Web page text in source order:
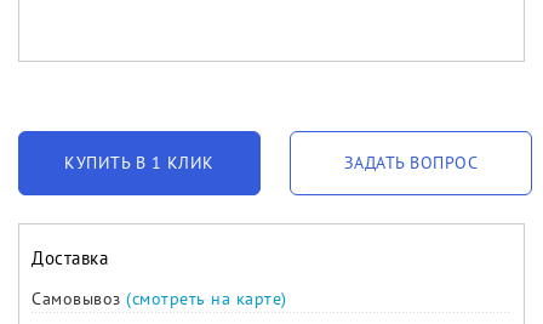
КУПИТЬ В 1 КЛИК ЗАДАТЬ ВОПРОС
Доставка
Самовывоз (смотреть на карте)